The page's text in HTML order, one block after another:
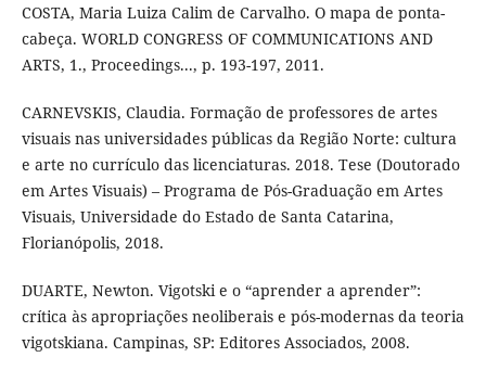
COSTA, Maria Luiza Calim de Carvalho. O mapa de ponta-
cabeça. WORLD CONGRESS OF COMMUNICATIONS AND
ARTS, 1., Proceedings..., p. 193-197, 2011.
CARNEVSKIS, Claudia. Formação de professores de artes
visuais nas universidades públicas da Região Norte: cultura
e arte no currículo das licenciaturas. 2018. Tese (Doutorado
em Artes Visuais) – Programa de Pós-Graduação em Artes
Visuais, Universidade do Estado de Santa Catarina,
Florianópolis, 2018.
DUARTE, Newton. Vigotski e o “aprender a aprender”:
crítica às apropriações neoliberais e pós-modernas da teoria
vigotskiana. Campinas, SP: Editores Associados, 2008.